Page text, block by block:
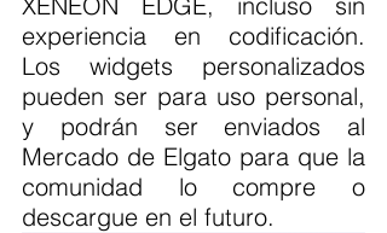
experiencia en codificación.
Los widgets personalizados
pueden ser para uso personal,
y podrán ser enviados al
Mercado de Elgato para que la
comunidad lo compre o
descargue en el futuro.